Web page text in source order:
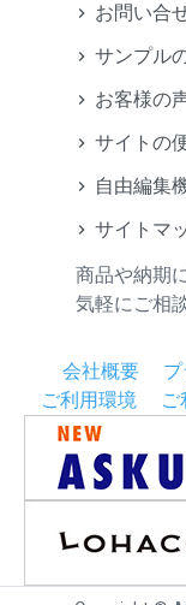
お問い合
サンプル
お客様の
サイトの
自由編集
サイトマ
商品や納期
気軽にご相
会社概要
ご利用環境
ご